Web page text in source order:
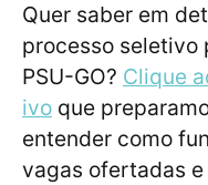
Quer saber em
processo seletivo
PSU-GO? Clique
ivo que
entender como
vagas ofertadas